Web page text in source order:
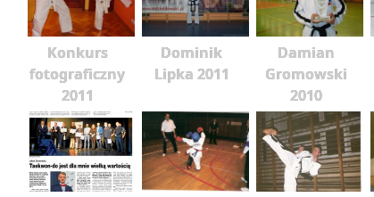
Konkurs
fotograficzny
2011
Dominik
Lipka 2011
Damian
Gromowski
2010